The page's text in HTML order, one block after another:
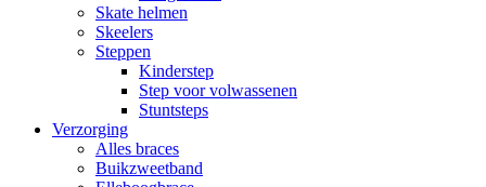
Skate helmen
Skeelers
Steppen
Kinderstep
Step voor volwassenen
Stuntsteps
Verzorging
Alles braces
Buikzweetband